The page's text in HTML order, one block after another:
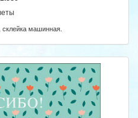
склейка машинная.